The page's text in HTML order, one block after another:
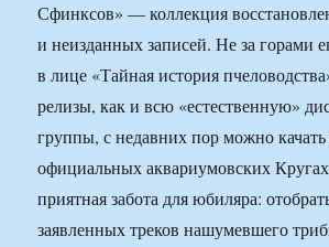
Сфинксов» — коллекция
и неизданных записей. Не за горами
в лице «Тайная история
релизы, как и всю «естественную»
группы, с недавних пор можно
официальных аквариумовских
приятная забота для юбиляра:
заявленных треков нашумевшего